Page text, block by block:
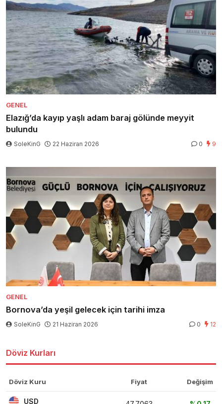
GENEL
Elazığ’da kayıp yaşlı adam baraj gölünde meyyit
bulundu
SoleKinG 22 Haziran 2026 0 9
GENEL
Bornova’da yeşil gelecek için tarihi imza
SoleKinG 21 Haziran 2026 0 12
Döviz Kurları
Döviz Kuru Fiyat Değişim
USD